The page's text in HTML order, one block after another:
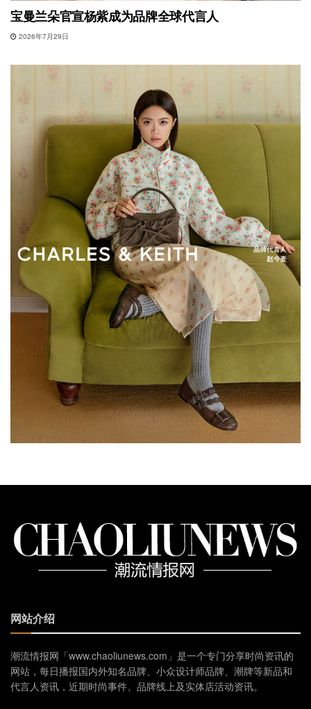
宝曼兰朵官宣杨紫成为品牌全球代言人
2026年7月29日
网站介绍
潮流情报网「www.chaoliunews.com」是一个专门分享时尚资讯的
网站，每日播报国内外知名品牌、小众设计师品牌、潮牌等新品和
代言人资讯，近期时尚事件、品牌线上及实体店活动资讯。